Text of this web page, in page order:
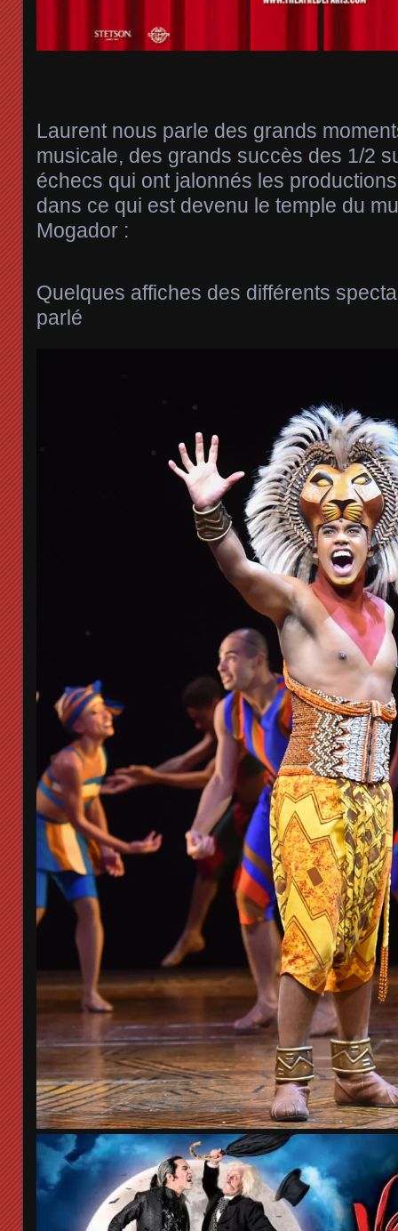
Laurent nous parle des grands
musicale, des grands succès des 1/2
échecs qui ont jalonnés les
dans ce qui est devenu le temple du
Mogador :
Quelques affiches des différents
parlé